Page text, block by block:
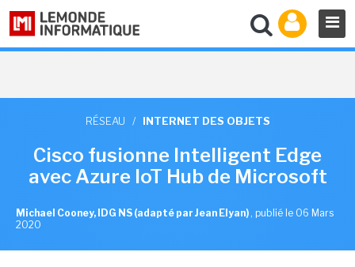
RÉSEAU / INTERNET DES OBJETS
Cisco fusionne Intelligent Edge
avec Azure IoT Hub de Microsoft
Michael Cooney, IDG NS (adapté par Jean Elyan) , publié le 06 Mars
2020